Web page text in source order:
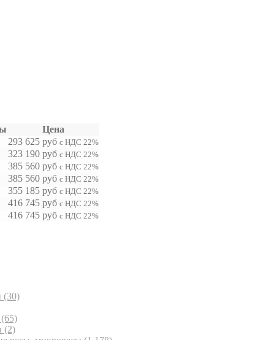
Цена
293 625 руб с НДС 22%
323 190 руб с НДС 22%
385 560 руб с НДС 22%
385 560 руб с НДС 22%
355 185 руб с НДС 22%
416 745 руб с НДС 22%
416 745 руб с НДС 22%
(30)
(65)
(2)